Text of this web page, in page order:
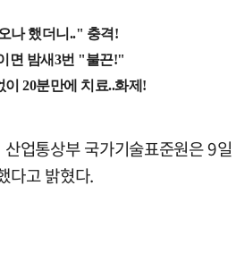
업통상부 국가기술표준원은 9
다고 밝혔다.